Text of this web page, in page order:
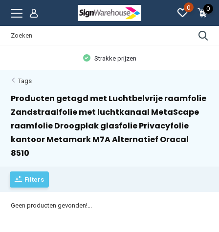
0 0
Strakke prijzen
Tags
Producten getagd met Luchtbelvrije raamfolie
Zandstraalfolie met luchtkanaal MetaScape
raamfolie Droogplak glasfolie Privacyfolie
kantoor Metamark M7A Alternatief Oracal
8510
Filters
Geen producten gevonden!...